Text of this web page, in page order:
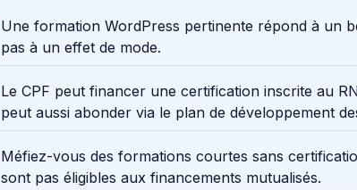
Une formation WordPress pertinente répond à un
pas à un effet de mode.
Le CPF peut financer une certification inscrite au
peut aussi abonder via le plan de développement
Méfiez-vous des formations courtes sans
sont pas éligibles aux financements mutualisés.